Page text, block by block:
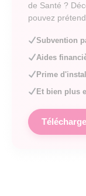
de Santé ?
pouvez
Subvention
Aides
Prime
Et bien plus